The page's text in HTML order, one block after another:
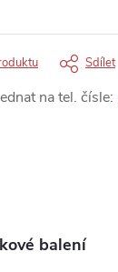
Sdílet
na tel. čísle:
balení